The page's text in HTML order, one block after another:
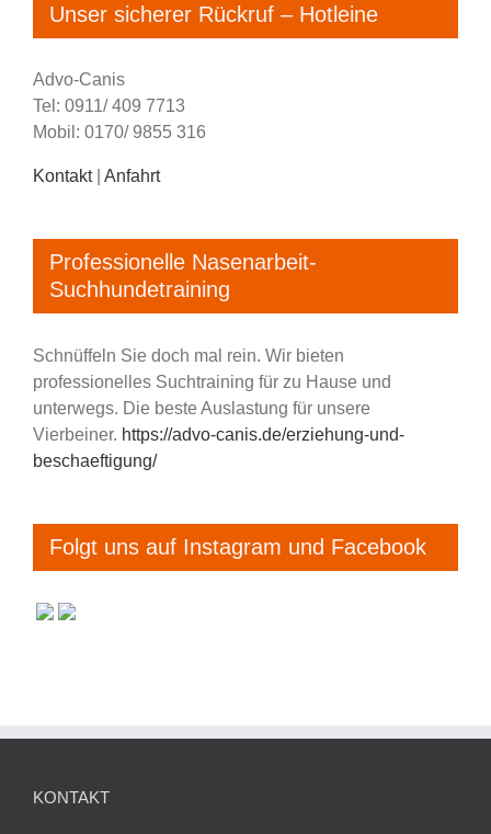
Unser sicherer Rückruf – Hotleine
Advo-Canis
Tel: 0911/ 409 7713
Mobil: 0170/ 9855 316
Kontakt| Anfahrt
Professionelle Nasenarbeit-
Suchhundetraining
Schnüffeln Sie doch mal rein. Wir bieten
professionelles Suchtraining für zu Hause und
unterwegs. Die beste Auslastung für unsere
Vierbeiner. https://advo-canis.de/erziehung-und-
beschaeftigung/
Folgt uns auf Instagram und Facebook
KONTAKT